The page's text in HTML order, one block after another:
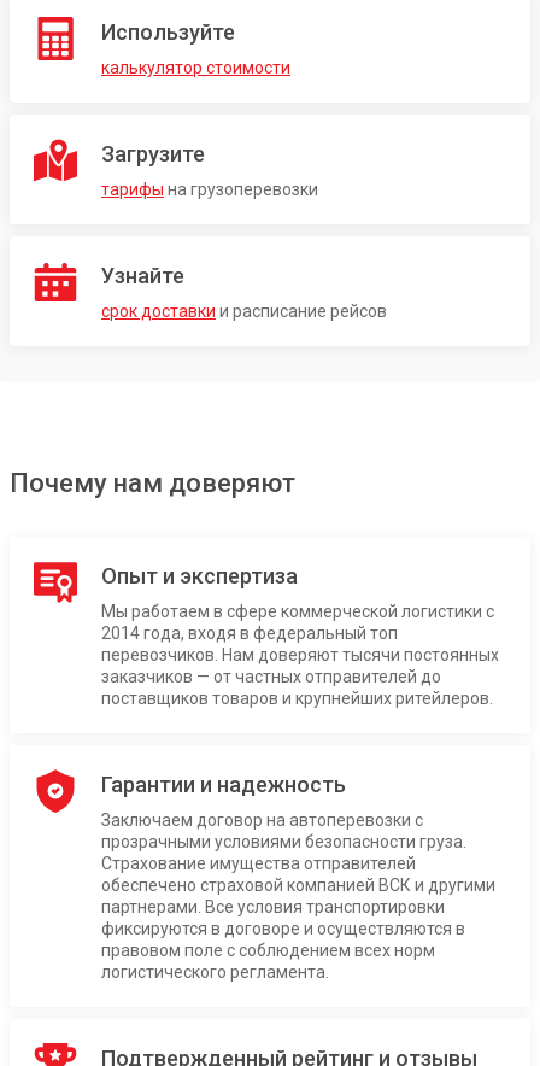
Используйте
калькулятор стоимости
Загрузите
тарифы на грузоперевозки
Узнайте
срок доставки и расписание рейсов
Почему нам доверяют
Опыт и экспертиза
Мы работаем в сфере коммерческой логистики с
2014 года, входя в федеральный топ
перевозчиков. Нам доверяют тысячи постоянных
заказчиков — от частных отправителей до
поставщиков товаров и крупнейших ритейлеров.
Гарантии и надежность
Заключаем договор на автоперевозки с
прозрачными условиями безопасности груза.
Страхование имущества отправителей
обеспечено страховой компанией ВСК и другими
партнерами. Все условия транспортировки
фиксируются в договоре и осуществляются в
правовом поле с соблюдением всех норм
логистического регламента.
Подтвержденный рейтинг и отзывы